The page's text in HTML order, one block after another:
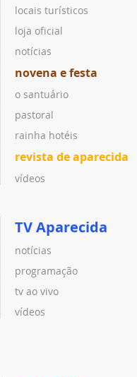
locais turísticos
loja oficial
notícias
novena e festa
o santuário
pastoral
rainha hotéis
revista de aparecida
vídeos
TV Aparecida
notícias
programação
tv ao vivo
vídeos